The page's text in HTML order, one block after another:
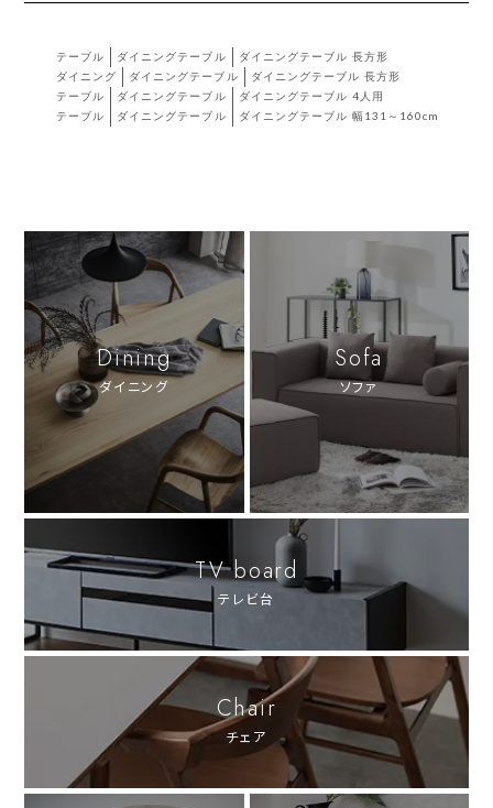
テーブル ダイニングテーブル
ダイニングテーブル 長方形
ダイニング
ダイニングテーブル
ダイニングテーブル 長方形
テーブル
ダイニングテーブル
ダイニングテーブル 4人用
テーブル
ダイニングテーブル ダイニングテーブル 幅131～160cm
Dining
ダイニング
Sofa
ソファ
TV board
テレビ台
Chair
チェア